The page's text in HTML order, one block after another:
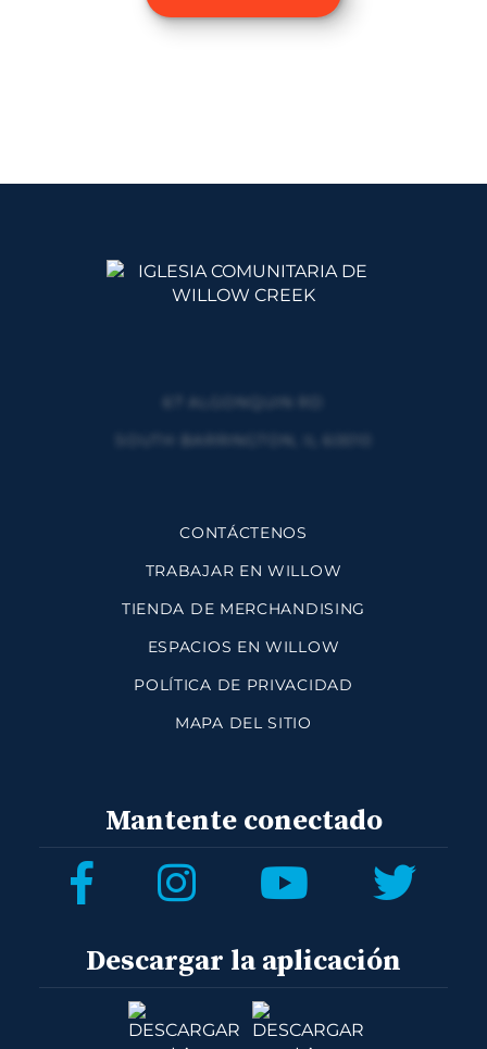
CONTÁCTENOS
TRABAJAR EN WILLOW
TIENDA DE MERCHANDISING
ESPACIOS EN WILLOW
POLÍTICA DE PRIVACIDAD
MAPA DEL SITIO
Mantente conectado
Descargar la aplicación